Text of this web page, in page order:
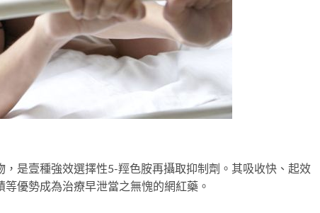
，是壹種強效選擇性5-羥色胺再攝取抑制劑。其吸收快、起效
優勢成為治療早泄當之無愧的網紅藥。